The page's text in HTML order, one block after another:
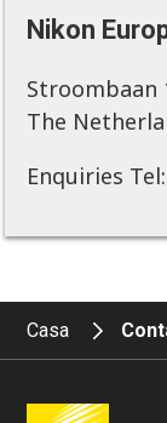
Nikon
Stroombaan
The
Enquiries
Casa